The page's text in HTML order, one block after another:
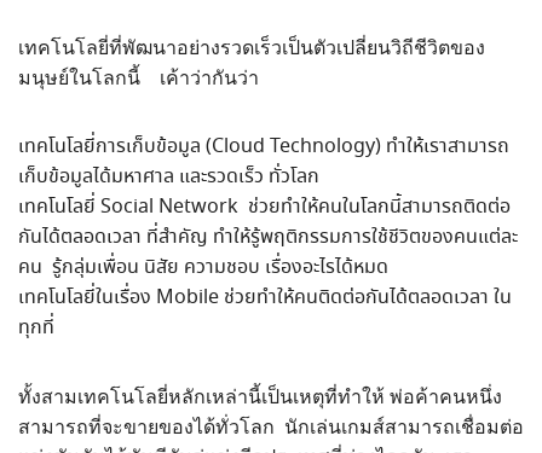
เทคโนโลยี่ที่พัฒนาอย่างรวดเร็วเป็นตัวเปลี่ยนวิถีชีวิตของ
มนุษย์ในโลกนี้ เค้าว่ากันว่า
เทคโนโลยี่การเก็บข้อมูล (Cloud Technology) ทำให้เราสามารถ
เก็บข้อมูลได้มหาศาล และรวดเร็ว ทั่วโลก
เทคโนโลยี่ Social Network ช่วยทำให้คนในโลกนี้สามารถติดต่อ
กันได้ตลอดเวลา ที่สำคัญ ทำให้รู้พฤติกรรมการใช้ชีวิตของคนแต่ละ
คน รู้กลุ่มเพื่อน นิสัย ความชอบ เรื่องอะไรได้หมด
เทคโนโลยี่ในเรื่อง Mobile ช่วยทำให้คนติดต่อกันได้ตลอดเวลา ใน
ทุกที่
ทั้งสามเทคโนโลยี่หลักเหล่านี้เป็นเหตุที่ทำให้ พ่อค้าคนหนึ่ง
สามารถที่จะขายของได้ทั่วโลก นักเล่นเกมส์สามารถเชื่อมต่อ